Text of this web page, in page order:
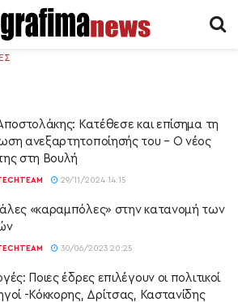
Κατέθεσε και επίσημα τη
ανεξαρτητοποίησής του – Ο νέος
στη Βουλή
29/11/2024 14:15
«καραμπόλες» στην κατανομή των
30/06/2023 20:25
Ποιες έδρες επιλέγουν οι πολιτικοί
-Κόκκορης, Δρίτσας, Καστανίδης